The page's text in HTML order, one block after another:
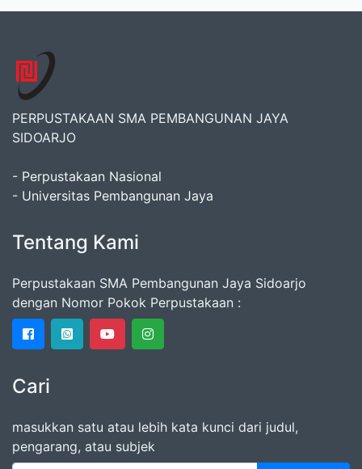
PERPUSTAKAAN SMA PEMBANGUNAN JAYA
SIDOARJO
- Perpustakaan Nasional
- Universitas Pembangunan Jaya
Tentang Kami
Perpustakaan SMA Pembangunan Jaya Sidoarjo
dengan Nomor Pokok Perpustakaan :
Cari
masukkan satu atau lebih kata kunci dari judul,
pengarang, atau subjek